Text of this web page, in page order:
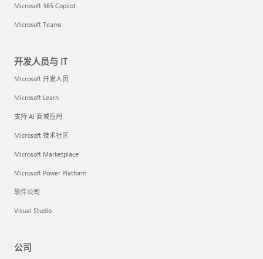
Microsoft 365 Copilot
Microsoft Teams
开发人员与 IT
Microsoft 开发人员
Microsoft Learn
支持 AI 商城应用
Microsoft 技术社区
Microsoft Marketplace
Microsoft Power Platform
软件公司
Visual Studio
公司